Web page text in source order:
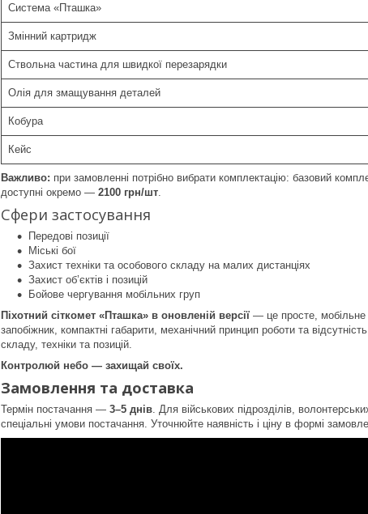
Система «Пташка»
Змінний картридж
Ствольна частина для швидкої перезарядки
Олія для змащування деталей
Кобура
Кейс
Важливо: при замовленні потрібно вибрати комплектацію: базовий
доступні окремо — 2100 грн/шт
Сфери застосування
Передові позиції
Міські бої
Захист техніки та особового складу на малих дистанціях
Захист об’єктів і позицій
Бойове чергування мобільних груп
Піхотний сіткомет «Пташка» в оновленій версії — це просте, мобільне
запобіжник, компактні габарити, механічний принцип роботи та
складу, техніки та позицій.
Контролюй небо — захищай своїх.
Замовлення та доставка
Термін постачання — 3–5 днів . Для військових підрозділів,
спеціальні умови постачання. Уточнюйте наявність і ціну в формі